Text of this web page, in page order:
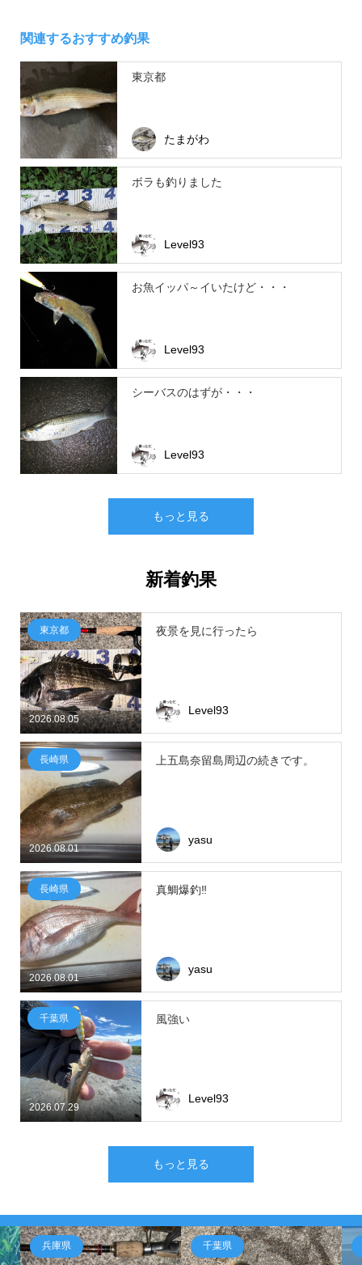
関連するおすすめ釣果
東京都
たまがわ
ボラも釣りました
Level93
お魚イッパ～イいたけど・・・
Level93
シーバスのはずが・・・
Level93
もっと見る
新着釣果
2026.08.05
東京都 夜景を見に行ったら
Level93
2026.08.01
長崎県 上五島奈留島周辺の続きです。
yasu
2026.08.01
長崎県 真鯛爆釣‼
yasu
2026.07.29
千葉県 風強い
Level93
もっと見る
兵庫県 千葉県